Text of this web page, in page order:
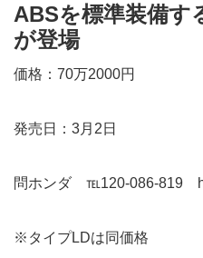
ABSを標準装備す
が登場
価格：70万2000円
発売日：3月2日
問ホンダ ℡120-086-819
※タイプLDは同価格